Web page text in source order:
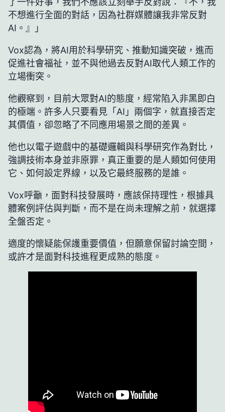
不想進行全面的對話，因為社群媒體讓我非常反對
AI。』」
Vox認為，將AI用於科學研究、推動知識突破，進而
促進社會福祉，並不與他過去反對AI取代人類工作的
立場衝突。
他觀察到，目前大眾對AI的態度，經常陷入非黑即白
的極端。許多人只要看見「AI」兩個字，就直接否定
其價值，卻忽略了不同應用場景之間的差異。
他也以電子遊戲中的基礎邏輯與科學研究作為對比，
強調技術本身並非原罪，真正重要的是人類如何使用
它、如何設定界線，以及它最終服務的是誰。
Vox呼籲，面對科技發展時，應該保持理性，根據具
體案例評估與判斷，而不是在尚未理解之前，就選擇
全盤否定。
適度的懷疑能保護重要價值，但願意保留討論空間，
或許才是面對科技進程更成熟的態度。